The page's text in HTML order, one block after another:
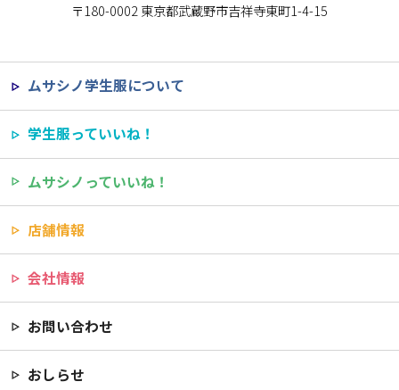
〒180-0002 東京都武蔵野市吉祥寺東町1-4-15
ムサシノ学生服について
学生服っていいね！
ムサシノっていいね！
店舗情報
会社情報
お問い合わせ
おしらせ